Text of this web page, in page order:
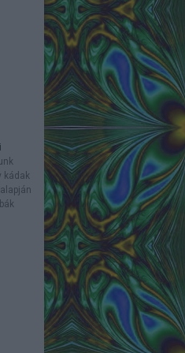
kádak